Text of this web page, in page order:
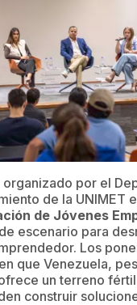
organizado por el
de la UNIMET
de Jóvenes
escenario para
Los
que Venezuela,
un terreno
construir